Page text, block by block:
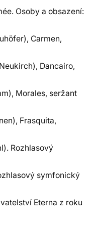
Osoby a obsazení:
Carmen,
Dancairo,
Morales, seržant
Frasquita,
Rozhlasový
symfonický
Eterna z roku